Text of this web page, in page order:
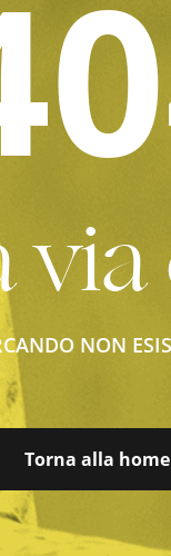
NON
Torna alla home